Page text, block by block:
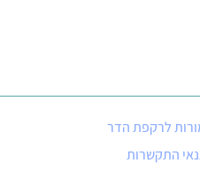
לרקפת הדר
התקשרות